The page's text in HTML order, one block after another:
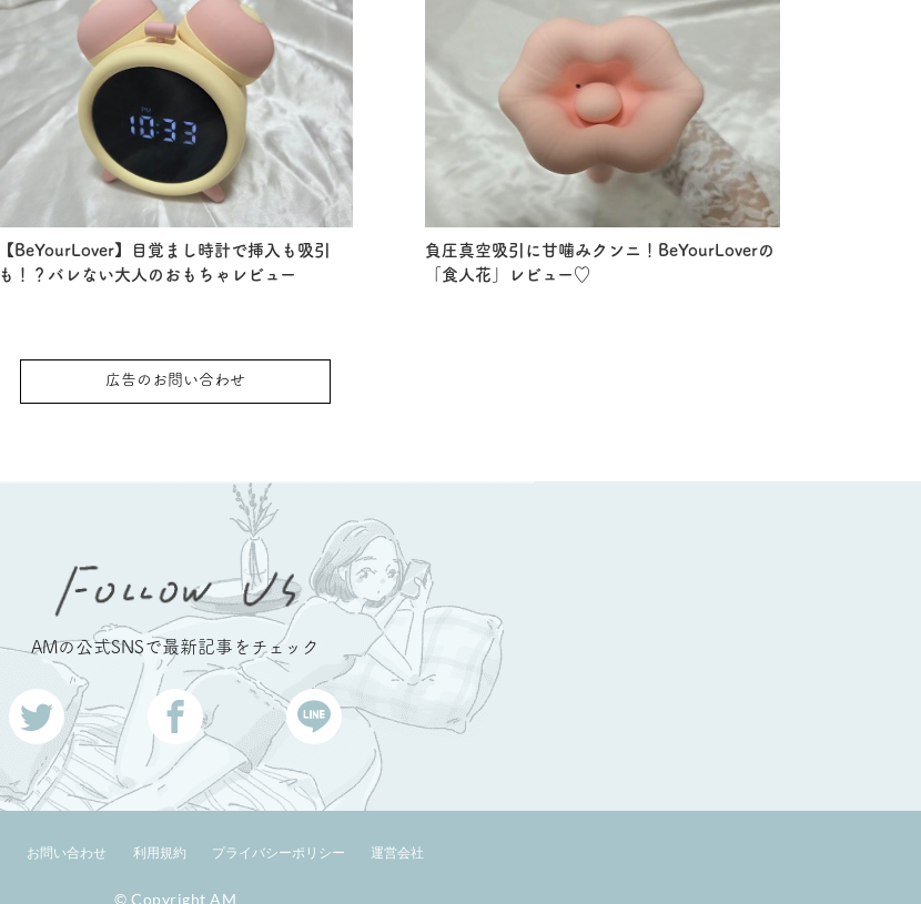
【BeYourLover】目覚まし時計で挿入も吸引
も！？バレない大人のおもちゃレビュー
負圧真空吸引に甘噛みクンニ！BeYourLoverの
「食人花」レビュー♡
広告のお問い合わせ
AMの公式SNSで最新記事をチェック
お問い合わせ 利用規約 プライバシーポリシー 運営会社
© Copyright AM